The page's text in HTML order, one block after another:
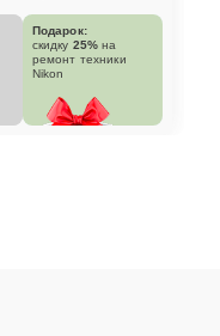
Подарок:
скидку 25% на
ремонт техники
Nikon